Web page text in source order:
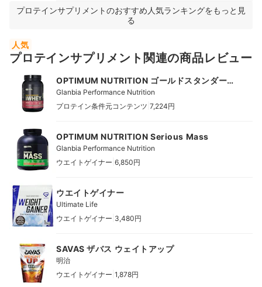
プロテインサプリメントのおすすめ人気ランキングをもっと見
る
人気
プロテインサプリメント関連の商品レビュー
OPTIMUM NUTRITION ゴールドスタンダード
100%ホエイプロテイン
Glanbia Performance Nutrition
プロテイン条件元コンテンツ 7,224円
OPTIMUM NUTRITION Serious Mass
Glanbia Performance Nutrition
ウエイトゲイナー 6,850円
ウエイトゲイナー
Ultimate Life
ウエイトゲイナー 3,480円
SAVAS ザバス ウェイトアップ
明治
ウエイトゲイナー 1,878円